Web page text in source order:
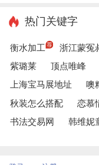
热门关键字
衡水加工 浙江蒙冤
紫璐莱
顶点唯峰
上海宝马展地址
噢
秋装怎么搭配
恋慕
书法交易网
韩维妮